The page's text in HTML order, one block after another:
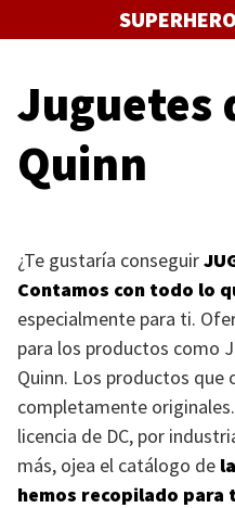
al
Juguetes
Quinn
¿Te gustaría conseguir
Contamos con todo lo
especialmente para ti.
para los productos como
Quinn. Los productos que
completamente
licencia de DC, por
más, ojea el catálogo de
hemos recopilado para